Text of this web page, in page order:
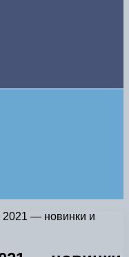
— новинки и